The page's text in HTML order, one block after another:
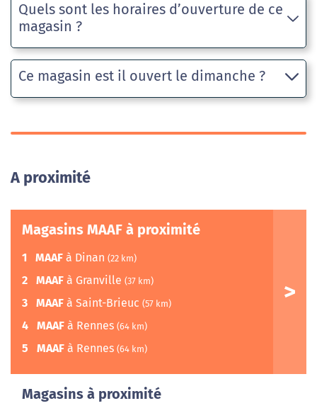
Quels sont les horaires d’ouverture de ce
magasin ?
Ce magasin est il ouvert le dimanche ?
A proximité
Magasins MAAF à proximité
1 MAAF à Dinan (22 km)
2 MAAF à Granville (37 km)
3 MAAF à Saint-Brieuc (57 km)
4 MAAF à Rennes (64 km)
5 MAAF à Rennes (64 km)
Magasins à proximité